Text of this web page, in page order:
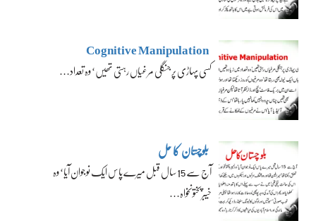
Cognitive Manipulation
کسی پہاڑی پر جنگلی مرغیاں رہتی تھیں‘ وہ تعداد…
بلوچستان کا حل
آج سے 15 سال قبل میرے پاس ایک نوجوان آیا‘ وہ
خیبرپختونخواہ…